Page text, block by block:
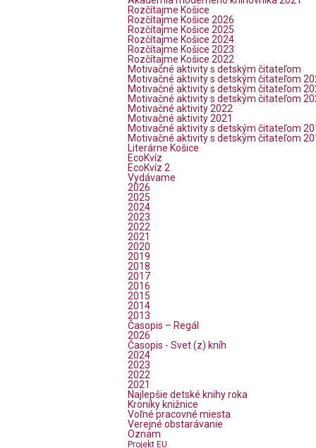
Rozčítajme Košice
Rozčítajme Košice 2026
Rozčítajme Košice 2025
Rozčítajme Košice 2024
Rozčítajme Košice 2023
Rozčítajme Košice 2022
Motivačné aktivity s detským čitateľom
Motivačné aktivity s detským čitateľom
Motivačné aktivity s detským čitateľom
Motivačné aktivity s detským čitateľom
Motivačné aktivity 2022
Motivačné aktivity 2021
Motivačné aktivity s detským čitateľom
Motivačné aktivity s detským čitateľom
Literárne Košice
EcoKvíz
EcoKvíz 2
Vydávame
2026
2025
2024
2023
2022
2021
2020
2019
2018
2017
2016
2015
2014
2013
Časopis – Regál
2026
Časopis - Svet (z) kníh
2024
2023
2022
2021
Najlepšie detské knihy roka
Kroniky knižnice
Voľné pracovné miesta
Verejné obstarávanie
Oznam
Projekt EU